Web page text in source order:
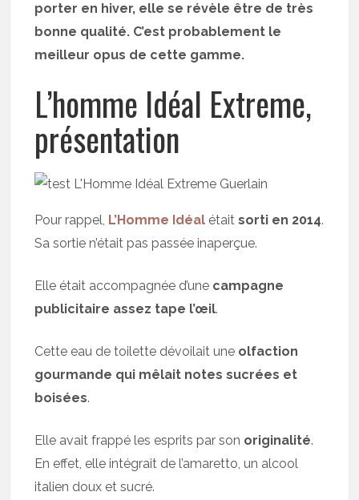
porter en hiver, elle se révèle être de très
bonne qualité. C’est probablement le
meilleur opus de cette gamme.
L’homme Idéal Extreme,
présentation
Pour rappel, L’Homme Idéal étaitsorti en 2014.
Sa sortie n’était pas passée inaperçue.
Elle était accompagnée d’une campagne
publicitaire assez tape l’œil.
Cette eau de toilette dévoilait une olfaction
gourmande qui mêlait notes sucrées et
boisées.
Elle avait frappé les esprits par son originalité.
En effet, elle intégrait de l’amaretto, un alcool
italien doux et sucré.